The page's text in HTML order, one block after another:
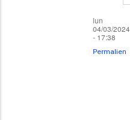
d'écran…
lun
04/03/2024
- 17:38
Permalien